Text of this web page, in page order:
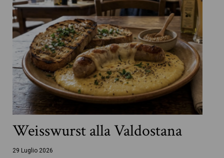
Weisswurst alla Valdostana
29 Luglio 2026